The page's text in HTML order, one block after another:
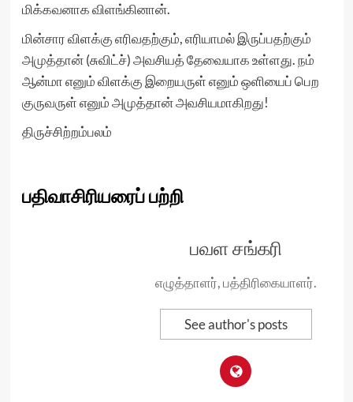
மிக்கவனாக விளங்கினான்.
மின்சார விளக்கு எரிவதற்கும், எரியாமல் இருப்பதற்கும்
அமுத்தான் (சுவிட்ச்) அவசியத் தேவையாக உள்ளது. நம்
ஆன்மா எனும் விளக்கு இறையருள் எனும் ஒளியைப் பெற
குருவருள் எனும் அமுத்தான் அவசியமாகிறது!
திருச்சிற்றம்பலம்
பதிவாசிரியரைப் பற்றி
பவள சங்கரி
எழுத்தாளர், பத்திரிகையாளர்.
See author's posts